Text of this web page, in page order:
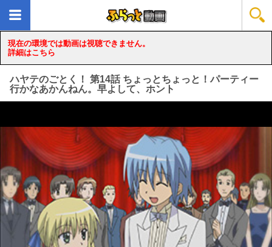
現在の環境では動画は視聴できません。
詳細はこちら
ハヤテのごとく！ 第14話 ちょっとちょっと！パーティー
行かなあかんねん。早よして、ホント
loading...